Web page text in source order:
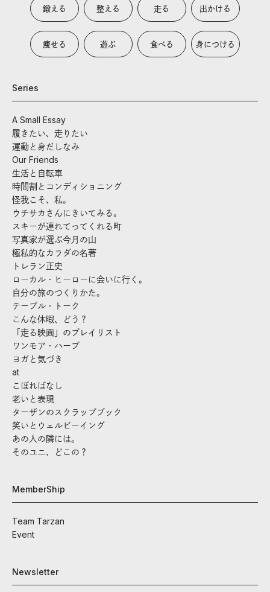
鍛える 整える 走る 出かける
痩せる 遊ぶ 食べる 身につける
Series
A Small Essay
履きたい、走りたい
運動と身だしなみ
Our Friends
生活と自転車
時間割とコンディショニング
怪我こそ、私。
ウチサカさんにきいてみる。
スキーが連れてってくれる町
写真家が選ぶ今月の山
極私的なカラダの名著
トレラン正史
ローカル・ヒーローに会いに行く。
自分の旅のつくりかた。
テーブル・トーク
こんな休暇、どう？
「走る映画」のプレイリスト
ワンモア・ハーブ
ヨガと気づき
at
こぼればなし
老いと表現
ターザンのスクラップブック
笑いとウェルビーイング
あの人の隣には。
そのユニ、どこの？
MemberShip
Team Tarzan
Event
Newsletter